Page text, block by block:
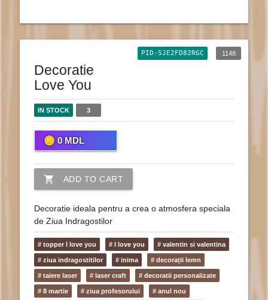
1148
PID-5JE2FD82RGC
Decoratie
Love You
IN STOCK 3
0 MDL
shopping_cart ADD TO CART
Decoratie ideala pentru a crea o atmosfera speciala
de Ziua Indragostilor
# topper I love you # I love you # valentin si valentina
# ziua indragostitilor # inima # decorații lemn
# taiere laser # laser craft # decoratii personalizate
# 8 martie # ziua profesorului # anul nou